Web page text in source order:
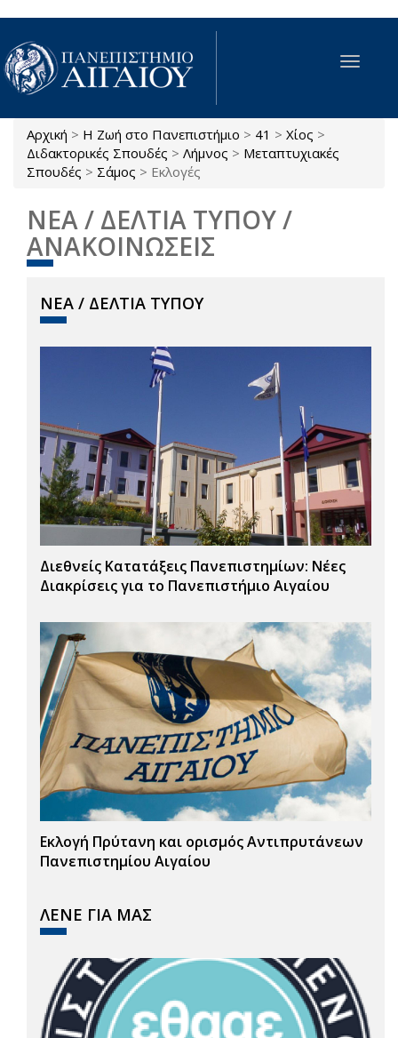
Παράκαμψη προς το κυρίως περιεχόμενο
Toggle
Είστε εδώ
Αρχική > Η Ζωή στο Πανεπιστήμιο > 41 > Χίος >
Διδακτορικές Σπουδές > Λήμνος > Μεταπτυχιακές
Σπουδές > Σάμος > Εκλογές
ΝΕΑ / ΔΕΛΤΙΑ ΤΥΠΟΥ /
ΑΝΑΚΟΙΝΩΣΕΙΣ
ΝΕΑ / ΔΕΛΤΙΑ ΤΥΠΟΥ
Διεθνείς Κατατάξεις Πανεπιστημίων: Νέες
Διακρίσεις για το Πανεπιστήμιο Αιγαίου
Εκλογή Πρύτανη και ορισμός Αντιπρυτάνεων
Πανεπιστημίου Αιγαίου
ΛΕΝΕ ΓΙΑ ΜΑΣ